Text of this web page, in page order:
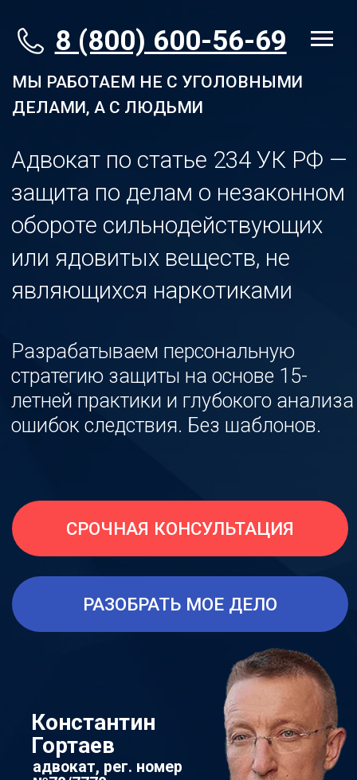
Адвокат по статье 234 УК РФ —
обороте сильнодействующих
или ядовитых веществ, не
являющихся наркотиками
Разрабатываем персональную
стратегию защиты на основе 15-
летней практики и глубокого анализа
ошибок следствия. Без шаблонов.
МЫ РАБОТАЕМ НЕ С УГОЛОВНЫМИ
ДЕЛАМИ, А С ЛЮДЬМИ
РАЗОБРАТЬ МОЕ ДЕЛО
СРОЧНАЯ КОНСУЛЬТАЦИЯ
8 (800) 600-56-69
Гортаев
адвокат, рег. номер
№78/7778